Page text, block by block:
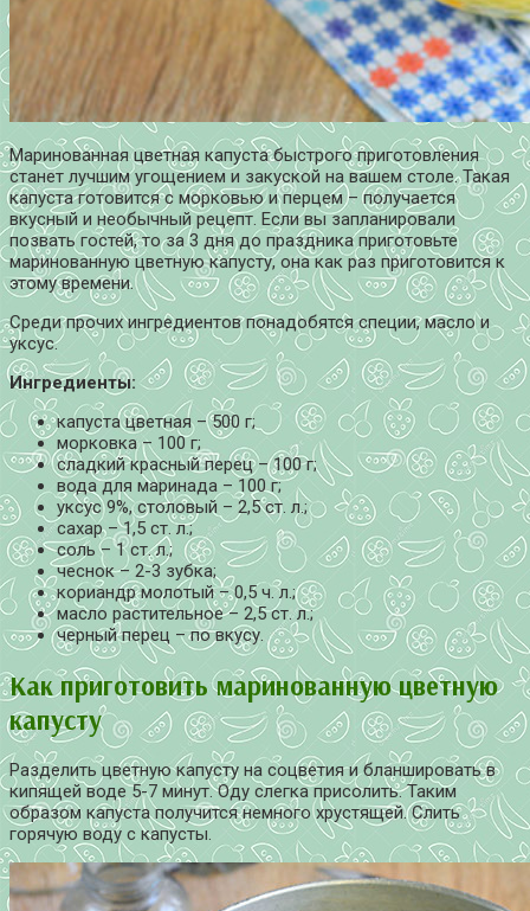
Маринованная цветная капуста быстрого приготовления
станет лучшим угощением и закуской на вашем столе.Такая
капуста готовится с морковью и перцем – получается
вкусный и необычный рецепт. Если вы запланировали
позвать гостей, то за 3 дня до праздника приготовьте
маринованную цветную капусту, она как раз приготовится к
этому времени.
Среди прочих ингредиентов понадобятся специи, масло и
уксус.
Ингредиенты:
капуста цветная – 500 г;
морковка – 100 г;
сладкий красный перец – 100 г;
вода для маринада – 100 г;
уксус 9%, столовый – 2,5 ст. л.;
сахар – 1,5 ст. л.;
соль – 1 ст. л.;
чеснок – 2-3 зубка;
кориандр молотый – 0,5 ч. л.;
масло растительное – 2,5 ст. л.;
черный перец – по вкусу.
Как приготовить маринованную цветную
капусту
Разделить цветную капусту на соцветия и бланшировать в
кипящей воде 5-7 минут. Оду слегка присолить. Таким
образом капуста получится немного хрустящей. Слить
горячую воду с капусты.